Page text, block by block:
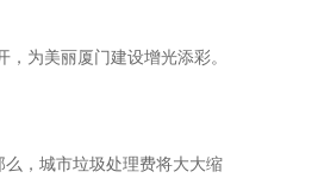
为美丽厦门建设增光添彩。
，城市垃圾处理费将大大缩